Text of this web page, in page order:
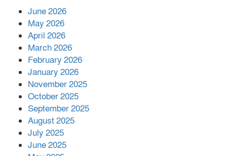
নলছিটিতে শ্রমিকদলের অবৈধ কমিটি
প্রকাশের অভিযোগ
June 2026
May 2026
April 2026
March 2026
February 2026
January 2026
November 2025
October 2025
September 2025
August 2025
July 2025
June 2025